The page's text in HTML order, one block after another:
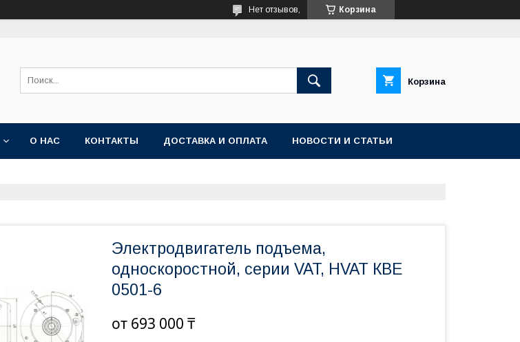
Корзина
Нет отзывов,
Корзина
О НАС КОНТАКТЫ ДОСТАВКА И ОПЛАТА НОВОСТИ И СТАТЬИ
Электродвигатель подъема,
односкоростной, серии VAT, HVAT КВЕ
0501-6
от 693 000 ₸